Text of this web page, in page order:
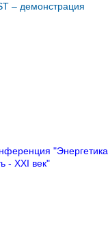
– демонстрация
"Энергетика.
- ХХI век"